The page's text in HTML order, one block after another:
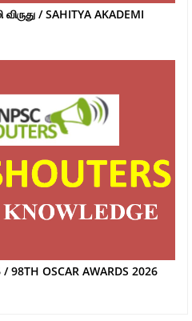
/ SAHITYA AKADEMI
OSCAR AWARDS 2026